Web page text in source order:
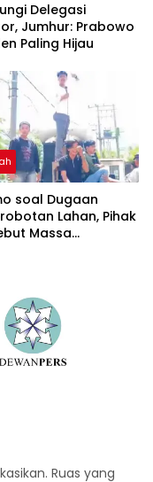
Delegasi
Jumhur: Prabowo
Paling Hijau
soal Dugaan
Lahan, Pihak
Massa
Ruas yang